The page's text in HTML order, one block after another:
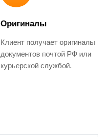
Оригиналы
Клиент получает оригиналы
документов почтой РФ или
курьерской службой.